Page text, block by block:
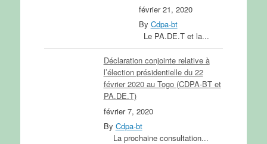
février 21, 2020
By Cdpa-bt
Le PA.DE.T et la...
Déclaration conjointe relative à
l’élection présidentielle du 22
février 2020 au Togo (CDPA-BT et
PA.DE.T)
février 7, 2020
By Cdpa-bt
La prochaine consultation...